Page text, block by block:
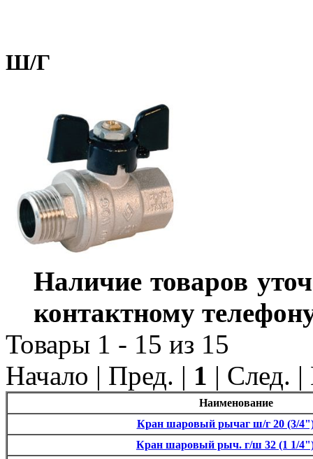
Ш/Г
Наличие товаров
контактному
Товары 1 - 15 из 15
Начало | Пред. | 1 | След.
Наименование
Кран шаровый рычаг ш/г 20 (3/
Кран шаровый рыч. г/ш 32 (1 1/